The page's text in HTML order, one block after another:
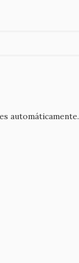
automáticamente.